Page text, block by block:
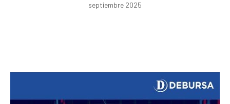
septiembre 2025